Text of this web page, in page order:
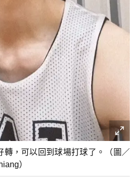
，可以回到球場打球了。（圖／
）